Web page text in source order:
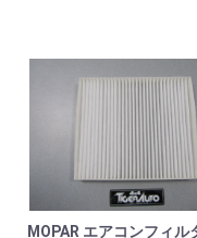
MOPAR エアコンフィル